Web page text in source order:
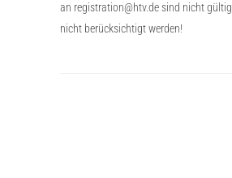
an registration@htv.de sind nicht
nicht berücksichtigt werden!